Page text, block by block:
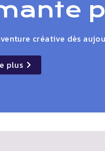
créative dès
plus